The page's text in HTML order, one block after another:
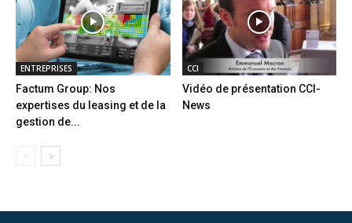
ENTREPRISES
Factum Group: Nos
expertises du leasing et de la
gestion de...
CCI
Vidéo de présentation CCI-
News